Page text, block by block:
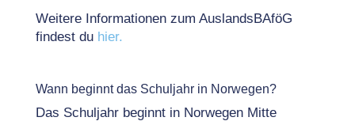
Weitere Informationen zum AuslandsBAföG
findest du hier.
Wann beginnt das Schuljahr in Norwegen?
Das Schuljahr beginnt in Norwegen Mitte